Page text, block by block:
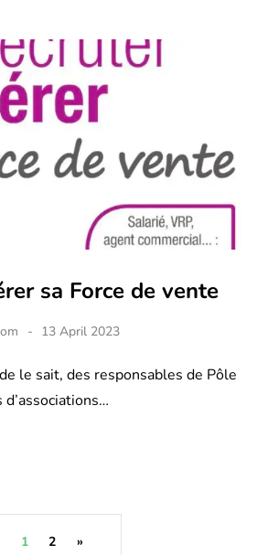
sa Force de vente
13 April 2023
le sait, des responsables de Pôle
1 2 »